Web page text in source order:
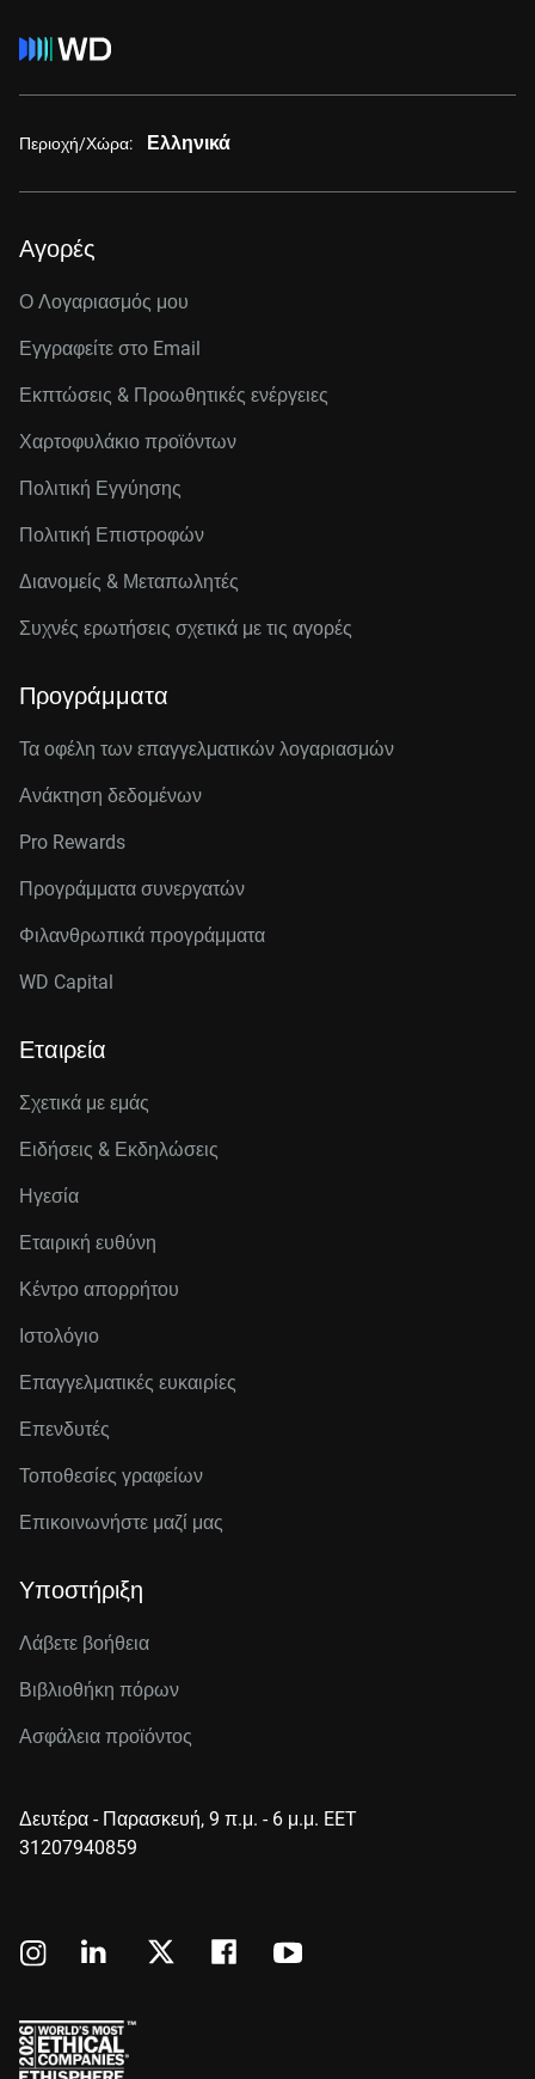
Περιοχή/Χώρα: Ελληνικά
Αγορές
Ο Λογαριασμός μου
Εγγραφείτε στo Email
Εκπτώσεις & Προωθητικές ενέργειες
Χαρτοφυλάκιο προϊόντων
Πολιτική Εγγύησης
Πολιτική Επιστροφών
Διανομείς & Μεταπωλητές
Συχνές ερωτήσεις σχετικά με τις αγορές
Προγράμματα
Τα οφέλη των επαγγελματικών λογαριασμών
Ανάκτηση δεδομένων
Pro Rewards
Προγράμματα συνεργατών
Φιλανθρωπικά προγράμματα
WD Capital
Εταιρεία
Σχετικά με εμάς
Ειδήσεις & Εκδηλώσεις
Ηγεσία
Εταιρική ευθύνη
Κέντρο απορρήτου
Ιστολόγιο
Επαγγελματικές ευκαιρίες
Επενδυτές
Τοποθεσίες γραφείων
Επικοινωνήστε μαζί μας
Υποστήριξη
Λάβετε βοήθεια
Βιβλιοθήκη πόρων
Ασφάλεια προϊόντος
Δευτέρα - Παρασκευή, 9 π.μ. - 6 μ.μ. EET
31207940859